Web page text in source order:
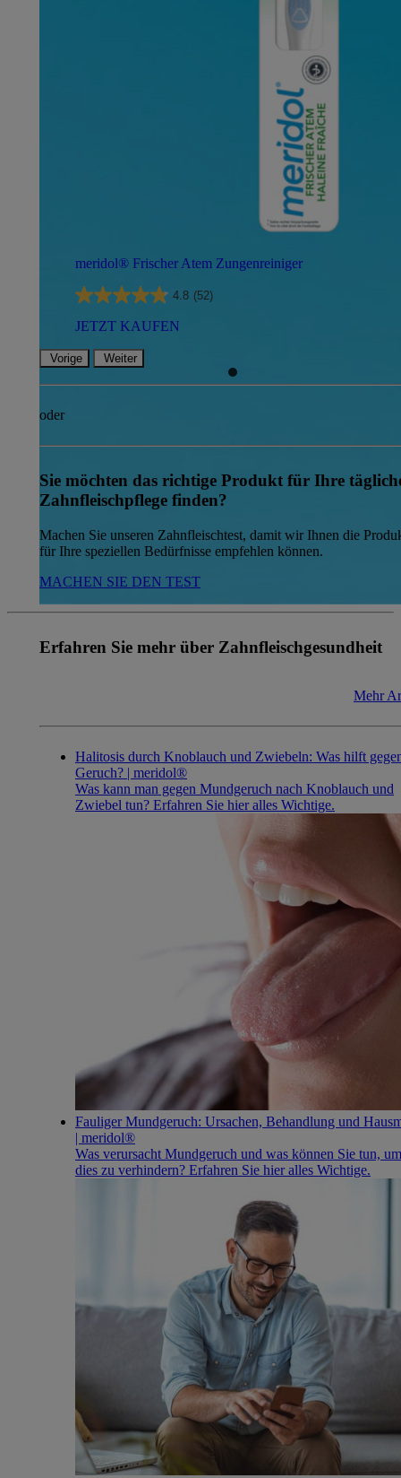
meridol® Frischer Atem Zungenreiniger
4.8 (52)
JETZT KAUFEN
Vorige Weiter
oder
Sie möchten das richtige Produkt für Ihre
Zahnfleischpflege finden?
Machen Sie unseren Zahnfleischtest, damit wir Ihnen die
für Ihre speziellen Bedürfnisse empfehlen können.
MACHEN SIE DEN TEST
Erfahren Sie mehr über Zahnfleischgesundheit
Mehr
Halitosis durch Knoblauch und Zwiebeln: Was hilft
Geruch? | meridol®
Was kann man gegen Mundgeruch nach Knoblauch und
Zwiebel tun? Erfahren Sie hier alles Wichtige.
Fauliger Mundgeruch: Ursachen, Behandlung und
| meridol®
Was verursacht Mundgeruch und was können Sie tun, um
dies zu verhindern? Erfahren Sie hier alles Wichtige.